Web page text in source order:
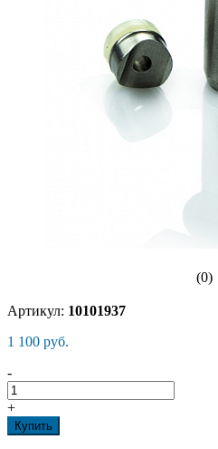
(0)
Артикул: 10101937
1 100 руб.
-
+
Купить